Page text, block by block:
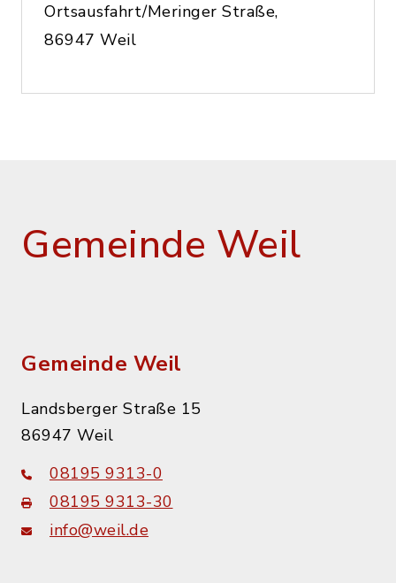
Ortsausfahrt/Meringer Straße,
86947 Weil
Gemeinde Weil
Gemeinde Weil
Landsberger Straße 15
86947 Weil
08195 9313-0
08195 9313-30
info@weil.de